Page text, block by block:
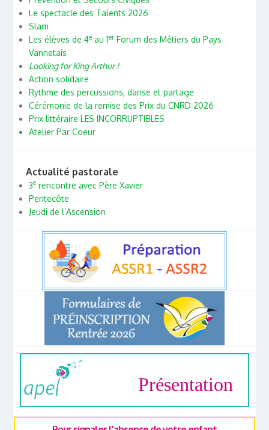
Le spectacle des Talents 2026
Slam
Les élèves de 4eau 1erForum des Métiers du Pays
Vannetais
Looking for King Arthur !
Action solidaire
Rythme des percussions, danse et partage
Cérémonie de la remise des Prix du CNRD 2026
Prix littéraire LES INCORRUPTIBLES
Atelier Par Coeur
Actualité pastorale
3erencontre avec Père Xavier
Pentecôte
Jeudi de l’Ascension
Présentation